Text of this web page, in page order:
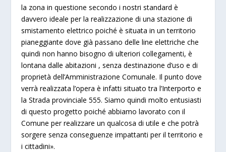
la zona in questione secondo i nostri standard è
davvero ideale per la realizzazione di una stazione di
smistamento elettrico poiché è situata in un territorio
pianeggiante dove già passano delle line elettriche che
quindi non hanno bisogno di ulteriori collegamenti, è
lontana dalle abitazioni , senza destinazione d’uso e di
proprietà dell’Amministrazione Comunale. Il punto dove
verrà realizzata l’opera è infatti situato tra l’Interporto e
la Strada provinciale 555. Siamo quindi molto entusiasti
di questo progetto poiché abbiamo lavorato con il
Comune per realizzare un qualcosa di utile e che potrà
sorgere senza conseguenze impattanti per il territorio e
i cittadini».